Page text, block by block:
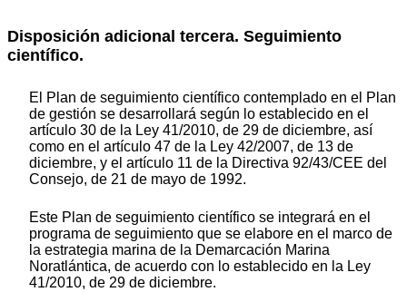
Disposición adicional tercera. Seguimiento
científico.
El Plan de seguimiento científico contemplado en el Plan
de gestión se desarrollará según lo establecido en el
artículo 30 de la Ley 41/2010, de 29 de diciembre, así
como en el artículo 47 de la Ley 42/2007, de 13 de
diciembre, y el artículo 11 de la Directiva 92/43/CEE del
Consejo, de 21 de mayo de 1992.
Este Plan de seguimiento científico se integrará en el
programa de seguimiento que se elabore en el marco de
la estrategia marina de la Demarcación Marina
Noratlántica, de acuerdo con lo establecido en la Ley
41/2010, de 29 de diciembre.